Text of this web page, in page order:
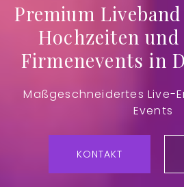
Premium
Hochzeiten
Firmenevents in
Maßgeschneidertes Live-
Events
KONTAKT